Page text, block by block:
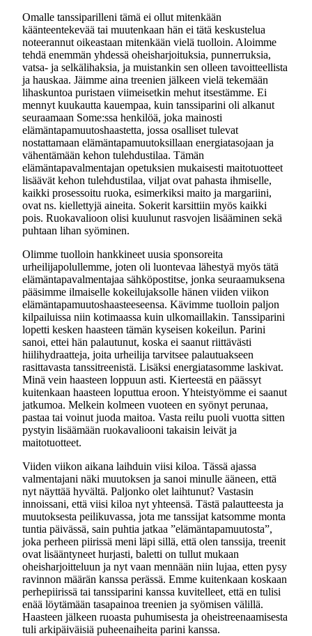
Omalle tanssiparilleni tämä ei ollut mitenkään
käänteentekevää tai muutenkaan hän ei tätä keskustelua
noteerannut oikeastaan mitenkään vielä tuolloin. Aloimme
tehdä enemmän yhdessä oheisharjoituksia, punnerruksia,
vatsa- ja selkälihaksia, ja muistankin sen olleen tavoitteellista
ja hauskaa. Jäimme aina treenien jälkeen vielä tekemään
lihaskuntoa puristaen viimeisetkin mehut itsestämme. Ei
mennyt kuukautta kauempaa, kuin tanssiparini oli alkanut
seuraamaan Some:ssa henkilöä, joka mainosti
elämäntapamuutoshaastetta, jossa osalliset tulevat
nostattamaan elämäntapamuutoksillaan energiatasojaan ja
vähentämään kehon tulehdustilaa. Tämän
elämäntapavalmentajan opetuksien mukaisesti maitotuotteet
lisäävät kehon tulehdustilaa, viljat ovat pahasta ihmiselle,
kaikki prosessoitu ruoka, esimerkiksi maito ja margariini,
ovat ns. kiellettyjä aineita. Sokerit karsittiin myös kaikki
pois. Ruokavalioon olisi kuulunut rasvojen lisääminen sekä
puhtaan lihan syöminen.
Olimme tuolloin hankkineet uusia sponsoreita
urheilijapolullemme, joten oli luontevaa lähestyä myös tätä
elämäntapavalmentajaa sähköpostitse, jonka seuraamuksena
pääsimme ilmaiselle kokeilujaksolle hänen viiden viikon
elämäntapamuutoshaasteeseensa. Kävimme tuolloin paljon
kilpailuissa niin kotimaassa kuin ulkomaillakin. Tanssiparini
lopetti kesken haasteen tämän kyseisen kokeilun. Parini
sanoi, ettei hän palautunut, koska ei saanut riittävästi
hiilihydraatteja, joita urheilija tarvitsee palautuakseen
rasittavasta tanssitreenistä. Lisäksi energiatasomme laskivat.
Minä vein haasteen loppuun asti. Kierteestä en päässyt
kuitenkaan haasteen loputtua eroon. Yhteistyömme ei saanut
jatkumoa. Melkein kolmeen vuoteen en syönyt perunaa,
pastaa tai voinut juoda maitoa. Vasta reilu puoli vuotta sitten
pystyin lisäämään ruokavaliooni takaisin leivät ja
maitotuotteet.
Viiden viikon aikana laihduin viisi kiloa. Tässä ajassa
valmentajani näki muutoksen ja sanoi minulle ääneen, että
nyt näyttää hyvältä. Paljonko olet laihtunut? Vastasin
innoissani, että viisi kiloa nyt yhteensä. Tästä palautteesta ja
muutoksesta peilikuvassa, jota me tanssijat katsomme monta
tuntia päivässä, sain puhtia jatkaa ”elämäntapamuutosta”,
joka perheen piirissä meni läpi sillä, että olen tanssija, treenit
ovat lisääntyneet hurjasti, baletti on tullut mukaan
oheisharjoitteluun ja nyt vaan mennään niin lujaa, etten pysy
ravinnon määrän kanssa perässä. Emme kuitenkaan koskaan
perhepiirissä tai tanssiparini kanssa kuvitelleet, että en tulisi
enää löytämään tasapainoa treenien ja syömisen välillä.
Haasteen jälkeen ruoasta puhumisesta ja oheistreenaamisesta
tuli arkipäiväisiä puheenaiheita parini kanssa.